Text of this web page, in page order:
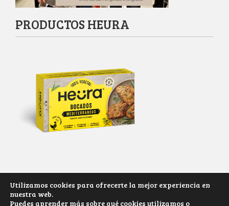
PRODUCTOS HEURA
Derechos reservados 2017-2025
Utilizamos cookies para ofrecerte la mejor experiencia en
nuestra web.
Puedes aprender más sobre qué cookies utilizamos o